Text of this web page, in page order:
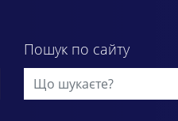
Пошук по сайту